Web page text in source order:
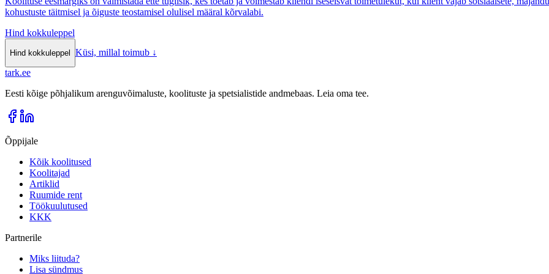
kohustuste täitmisel ja õiguste teostamisel olulisel määral kõrvalabi.
Hind kokkuleppel
Hind kokkuleppel Küsi, millal toimub ↓
tark.ee
Eesti kõige põhjalikum arenguvõimaluste, koolituste ja spetsialistide andmebaas. Leia oma tee.
Õppijale
Kõik koolitused
Koolitajad
Artiklid
Ruumide rent
Töökuulutused
KKK
Partnerile
Miks liituda?
Lisa sündmus